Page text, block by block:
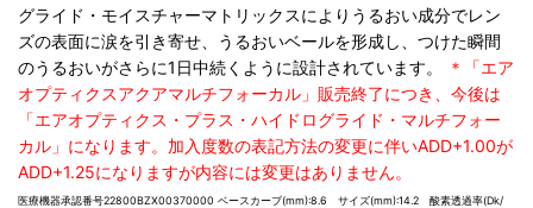
グライド・モイスチャーマトリックスによりうるおい成分でレン
ズの表面に涙を引き寄せ、うるおいベールを形成し、つけた瞬間
のうるおいがさらに1日中続くように設計されています。
＊「エア
オプティクスアクアマルチフォーカル」販売終了につき、今後は
「エアオプティクス・プラス・ハイドログライド・マルチフォー
カル」になります。加入度数の表記方法の変更に伴いADD+1.00が
ADD+1.25になりますが内容には変更はありません。
医療機器承認番号22800BZX00370000 ベースカーブ(mm):8.6 サイズ(mm):14.2 酸素透過率(Dk/